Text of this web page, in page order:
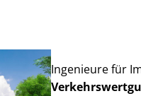
Ingenieure für